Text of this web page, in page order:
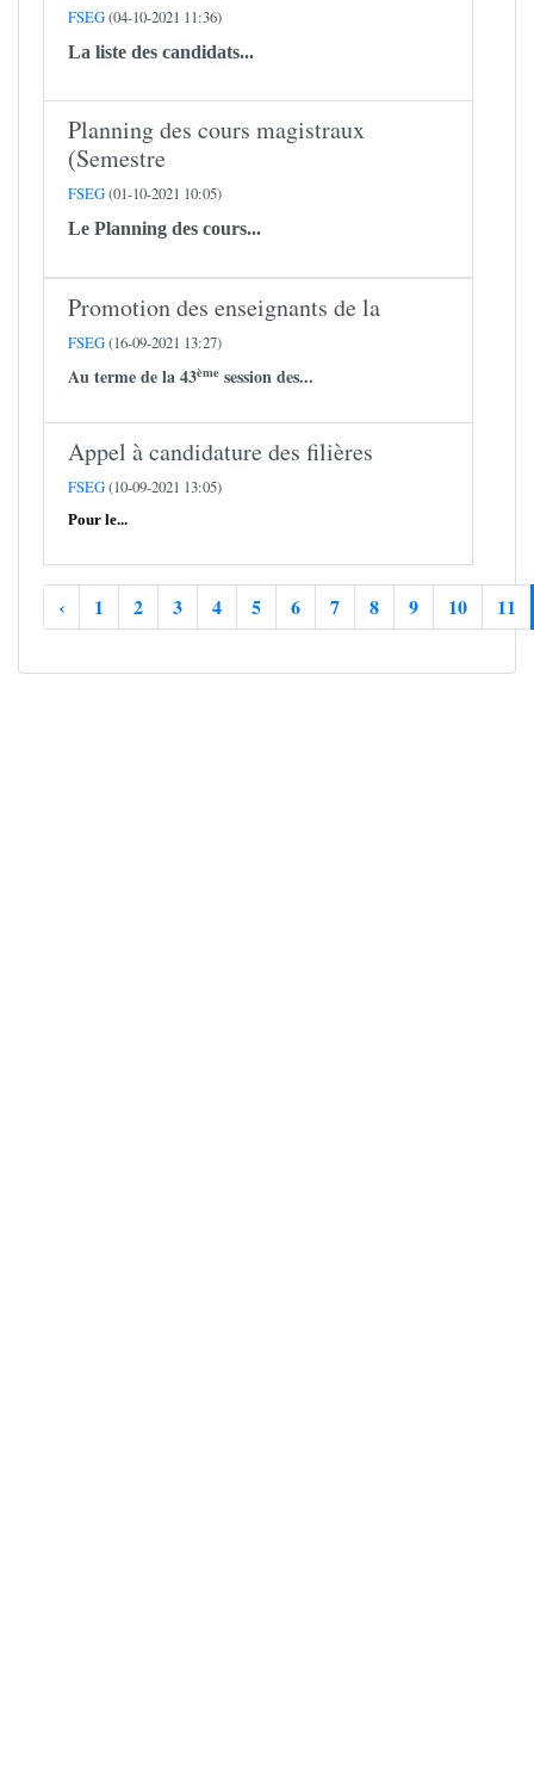
FSEG(04-10-2021 11:36)
La liste des candidats...
Planning des cours magistraux
(Semestre
FSEG(01-10-2021 10:05)
Le Planning des cours...
Promotion des enseignants de la
FSEG(16-09-2021 13:27)
Au terme de la 43ème session des...
Appel à candidature des filières
FSEG(10-09-2021 13:05)
Pour le...
‹ 1 2 3 4 5 6 7 8 9 10 11